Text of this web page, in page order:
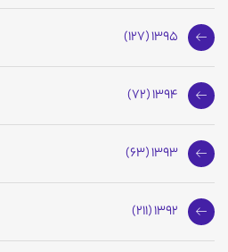
1395 (127)
1394 (72)
1393 (63)
1392 (211)